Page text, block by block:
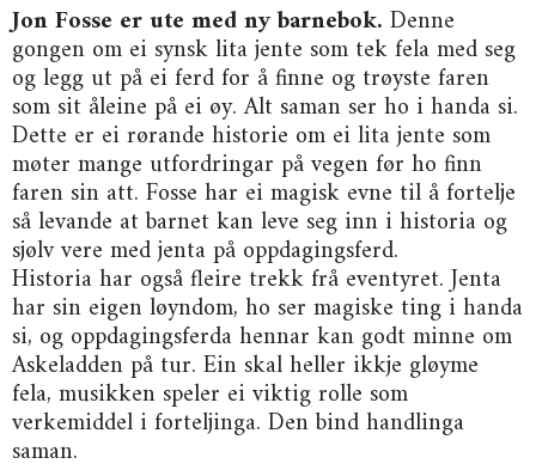
Jon Fosse er ute med ny barnebok. Denne
gongen om ei synsk lita jente som tek fela med seg
og legg ut på ei ferd for å finne og trøyste faren
som sit åleine på ei øy. Alt saman ser ho i handa si.
Dette er ei rørande historie om ei lita jente som
møter mange utfordringar på vegen før ho finn
faren sin att. Fosse har ei magisk evne til å fortelje
så levande at barnet kan leve seg inn i historia og
sjølv vere med jenta på oppdagingsferd.
Historia har også fleire trekk frå eventyret. Jenta
har sin eigen løyndom, ho ser magiske ting i handa
si, og oppdagingsferda hennar kan godt minne om
Askeladden på tur. Ein skal heller ikkje gløyme
fela, musikken speler ei viktig rolle som
verkemiddel i forteljinga. Den bind handlinga
saman.